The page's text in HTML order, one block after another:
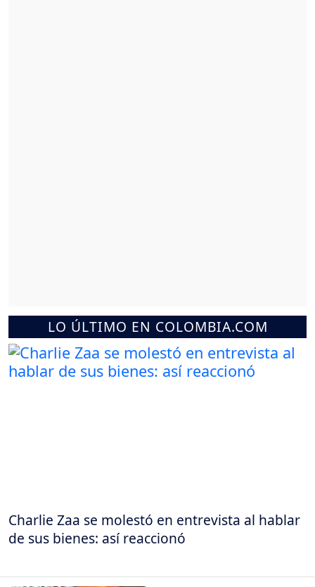
LO ÚLTIMO EN COLOMBIA.COM
Charlie Zaa se molestó en entrevista al hablar
de sus bienes: así reaccionó